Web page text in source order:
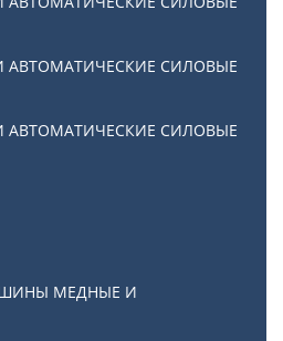
СИЛОВЫЕ
СИЛОВЫЕ
МЕДНЫЕ И